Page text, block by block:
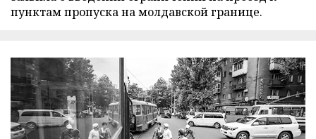
пунктам пропуска на молдавской границе.